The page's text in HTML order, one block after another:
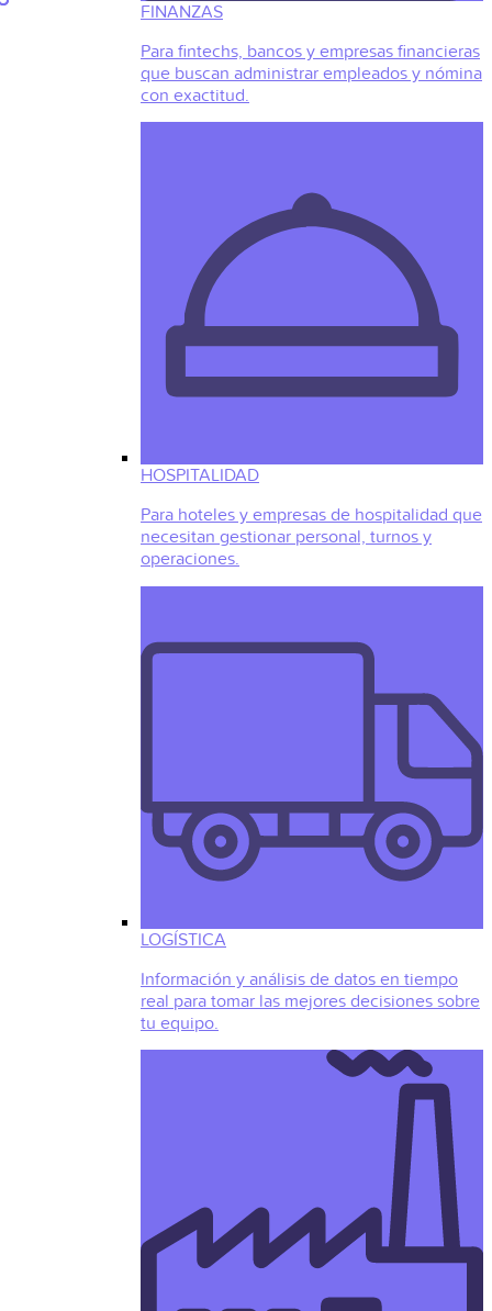
FINANZAS
Para fintechs, bancos y empresas financieras
que buscan administrar empleados y nómina
con exactitud.
HOSPITALIDAD
Para hoteles y empresas de hospitalidad que
necesitan gestionar personal, turnos y
operaciones.
LOGÍSTICA
Información y análisis de datos en tiempo
real para tomar las mejores decisiones sobre
tu equipo.